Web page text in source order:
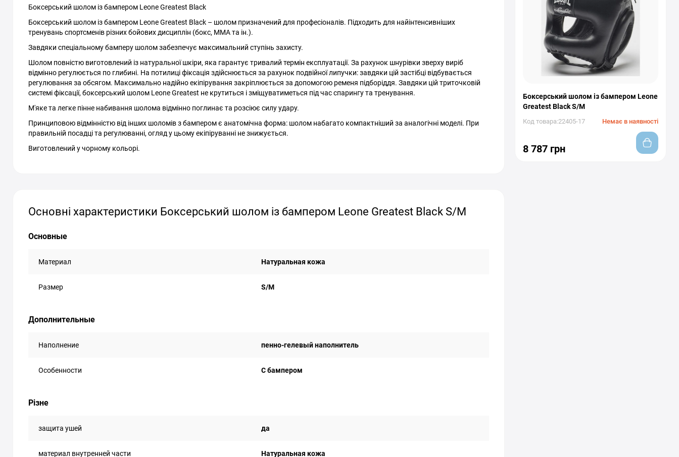
Боксерський шолом із бампером Leone Greatest Black
Боксерський шолом із бампером Leone Greatest Black – шолом призначений для професіоналів. Підходить для найінтенсивніших
тренувань спортсменів різних бойових дисциплін (бокс, ММА та ін.).
Завдяки спеціальному бамперу шолом забезпечує максимальний ступінь захисту.
Шолом повністю виготовлений із натуральної шкіри, яка гарантує тривалий термін експлуатації. За рахунок шнурівки зверху виріб
відмінно регулюється по глибині. На потилиці фіксація здійснюється за рахунок подвійної липучки: завдяки цій застібці відбувається
регулювання за обсягом. Максимально надійно екіпірування закріплюється за допомогою ременя підборіддя. Завдяки цій триточковій
системі фіксації, боксерський шолом Leone Greatest не крутиться і зміщуватиметься під час спарингу та тренування.
М'яке та легке пінне набивання шолома відмінно поглинає та розсіює силу удару.
Принциповою відмінністю від інших шоломів з бампером є анатомічна форма: шолом набагато компактніший за аналогічні моделі. При
правильній посадці та регулюванні, огляд у цьому екіпіруванні не знижується.
Виготовлений у чорному кольорі.
Основні характеристики Боксерський шолом із бампером Leone Greatest Black S/M
Основные
Материал Натуральная кожа
Размер S/M
Дополнительные
Наполнение пенно-гелевый наполнитель
Особенности С бампером
Різне
защита ушей да
материал внутренней части Натуральная кожа
Боксерський шолом із бампером Leone
Greatest Black S/M
Код товара:22405-17 Немає в наявності
8 787 грн